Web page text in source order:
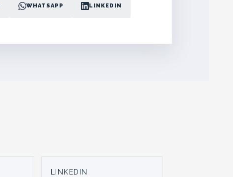
WHATSAPP LINKEDIN
LINKEDIN